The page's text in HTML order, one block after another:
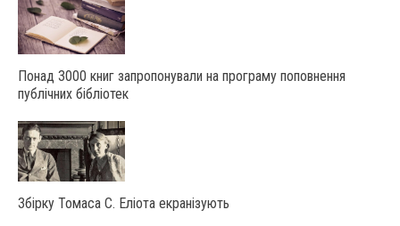
Понад 3000 книг запропонували на програму поповнення
публічних бібліотек
Збірку Томаса С. Еліота екранізують